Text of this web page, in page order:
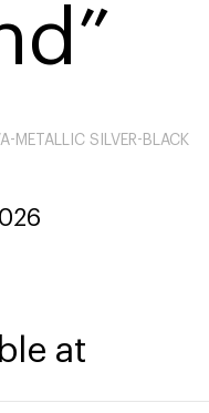
METALLIC SILVER-BLACK
at